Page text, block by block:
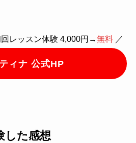
回レッスン体験 4,000円→無料／
ィナ 公式HP
した感想